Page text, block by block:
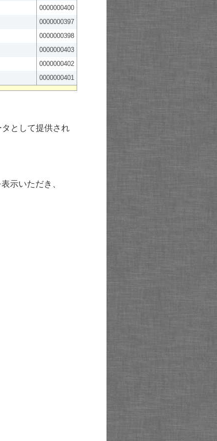
0000000400
0000000397
0000000398
0000000403
0000000402
0000000401
として提供され
示いただき、